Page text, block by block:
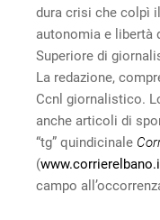
dura crisi che colpì
autonomia e libertà
Superiore di
La redazione,
Ccnl giornalistico.
anche articoli di
“tg” quindicinale
(
campo